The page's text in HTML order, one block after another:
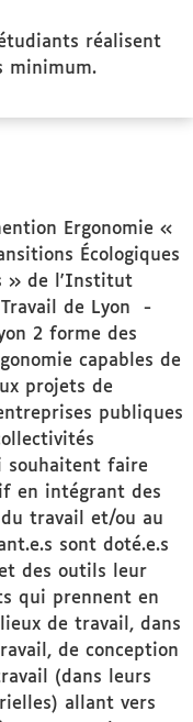
réalisent
minimum.
Ergonomie «
Écologiques
» de l'Institut
de Lyon -
2 forme des
capables de
projets de
publiques
souhaitent faire
en intégrant des
travail et/ou au
sont doté.e.s
des outils leur
qui prennent en
de travail, dans
de conception
(dans leurs
allant vers